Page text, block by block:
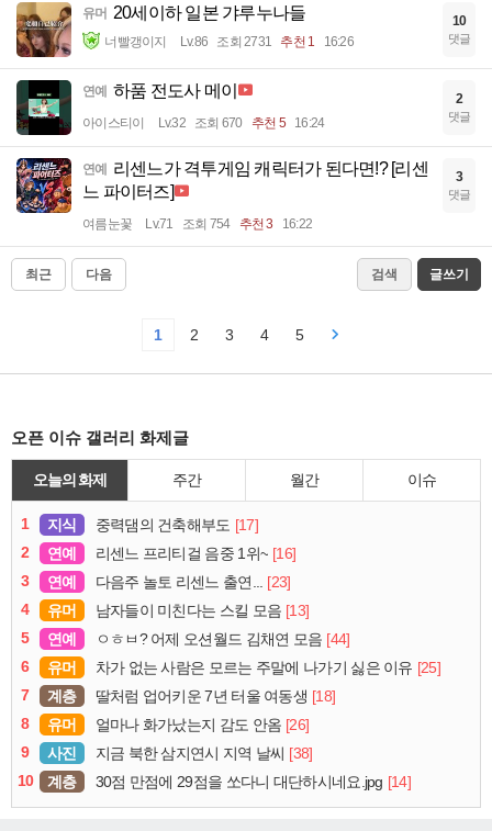
유머 20세이하 일본 갸루누나들
너빨갱이지 Lv.86 조회 2731 추천 1 16:26
10
댓글
연예 하품 전도사 메이
아이스티이 Lv.32 조회 670 추천 5 16:24
2
댓글
연예 리센느가 격투게임 캐릭터가 된다면!? [리센
느 파이터즈]
여름눈꽃 Lv.71 조회 754 추천 3 16:22
3
댓글
최근 다음 검색 글쓰기
1 2 3 4 5
오픈 이슈 갤러리 화제글
오늘의 화제 주간 월간 이슈
1 지식 중력댐의 건축해부도 [17]
2
연예 리센느 프리티걸 음중 1위~ [16]
3
연예 다음주 놀토 리센느 출연...
[23]
4
유머 남자들이 미친다는 스킬 모음 [13]
5
연예 ㅇㅎㅂ? 어제 오션월드 김채연 모음 [44]
6
유머 차가 없는 사람은 모르는 주말에 나가기 싫은 이유 [25]
7
계층 딸처럼 업어키운 7년 터울 여동생 [18]
8
유머 얼마나 화가났는지 감도 안옴 [26]
9
사진 지금 북한 삼지연시 지역 날씨 [38]
10
계층 30점 만점에 29점을 쏘다니 대단하시네요.jpg [14]